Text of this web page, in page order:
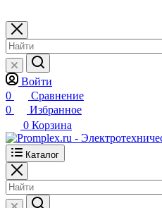
Войти
0
Сравнение
0
Избранное
0 Корзина
Каталог